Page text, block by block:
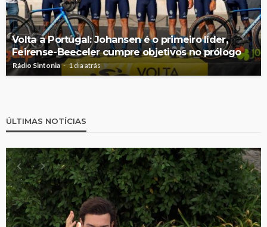
Volta a Portugal: Johansen é o primeiro líder,
Feirense-Beeceler cumpre objetivos no prólogo
Rádio Sintonia 1 dia atrás
ÚLTIMAS NOTÍCIAS